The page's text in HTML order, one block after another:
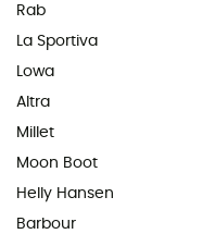
Rab
La Sportiva
Lowa
Altra
Millet
Moon Boot
Helly Hansen
Barbour